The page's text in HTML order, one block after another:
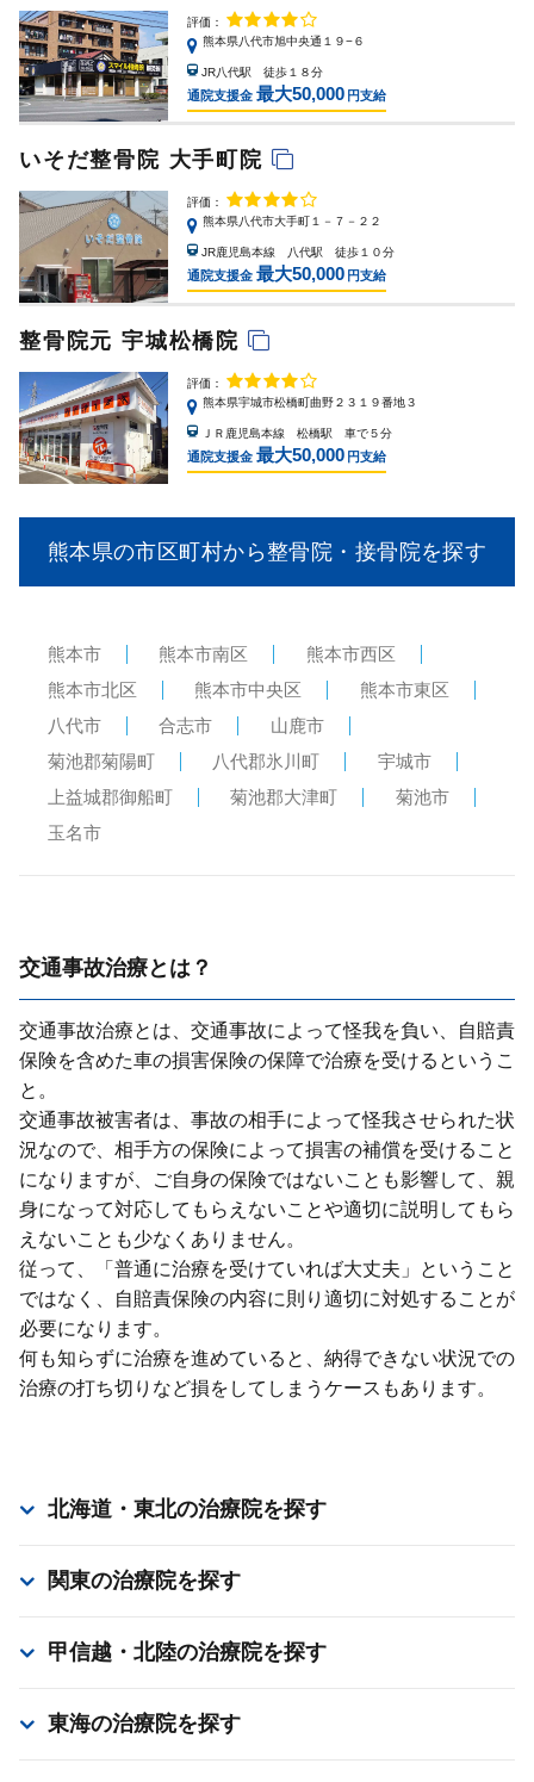
評価：
熊本県八代市旭中央通１９−６
JR八代駅 徒歩１８分
通院支援金 最大50,000 円支給
いそだ整骨院 大手町院
評価：
熊本県八代市大手町１－７－２２
JR鹿児島本線 八代駅 徒歩１０分
通院支援金 最大50,000 円支給
整骨院元 宇城松橋院
評価：
熊本県宇城市松橋町曲野２３１９番地３
ＪＲ鹿児島本線 松橋駅 車で５分
通院支援金 最大50,000 円支給
熊本県の市区町村から整骨院・接骨院を探す
熊本市 熊本市南区
熊本市西区
熊本市北区
熊本市中央区
熊本市東区
八代市
合志市
山鹿市
菊池郡菊陽町
八代郡氷川町
宇城市
上益城郡御船町
菊池郡大津町
菊池市
玉名市
交通事故治療とは？
交通事故治療とは、交通事故によって怪我を負い、⾃賠責
保険を含めた⾞の損害保険の保障で治療を受けるというこ
と。
交通事故被害者は、事故の相⼿によって怪我させられた状
況なので、相⼿⽅の保険によって損害の補償を受けること
になりますが、ご⾃⾝の保険ではないことも影響して、親
⾝になって対応してもらえないことや適切に説明してもら
えないことも少なくありません。
従って、「普通に治療を受けていれば⼤丈夫」ということ
ではなく、⾃賠責保険の内容に則り適切に対処することが
必要になります。
何も知らずに治療を進めていると、納得できない状況での
治療の打ち切りなど損をしてしまうケースもあります。
北海道・東北の治療院を探す
関東の治療院を探す
甲信越・北陸の治療院を探す
東海の治療院を探す